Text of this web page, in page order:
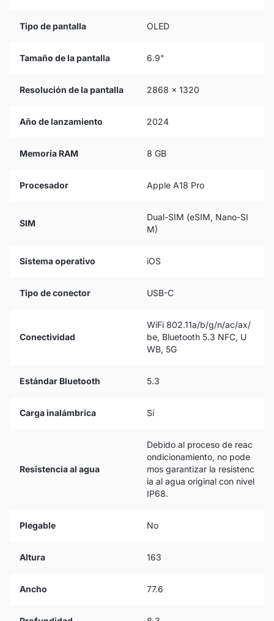
Tipo de pantalla OLED
Tamaño de la pantalla 6.9"
Resolución de la pantalla 2868 x 1320
Año de lanzamiento 2024
Memoria RAM 8 GB
Procesador Apple A18 Pro
SIM
Dual-SIM (eSIM, Nano-SI
M)
Sistema operativo iOS
Tipo de conector USB-C
Conectividad
WiFi 802.11a/b/g/n/ac/ax/
be, Bluetooth 5.3 NFC, U
WB, 5G
Estándar Bluetooth 5.3
Carga inalámbrica Sí
Resistencia al agua
Debido al proceso de reac
ondicionamiento, no pode
mos garantizar la resistenc
ia al agua original con nivel
IP68.
Plegable No
Altura 163
Ancho 77.6